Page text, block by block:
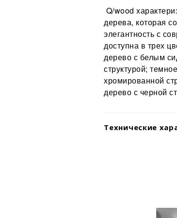
Q/wood
дерева, которая
элегантность с
доступна в трех
дерево с белым
структурой;
хромированной
дерево с черной
Технические